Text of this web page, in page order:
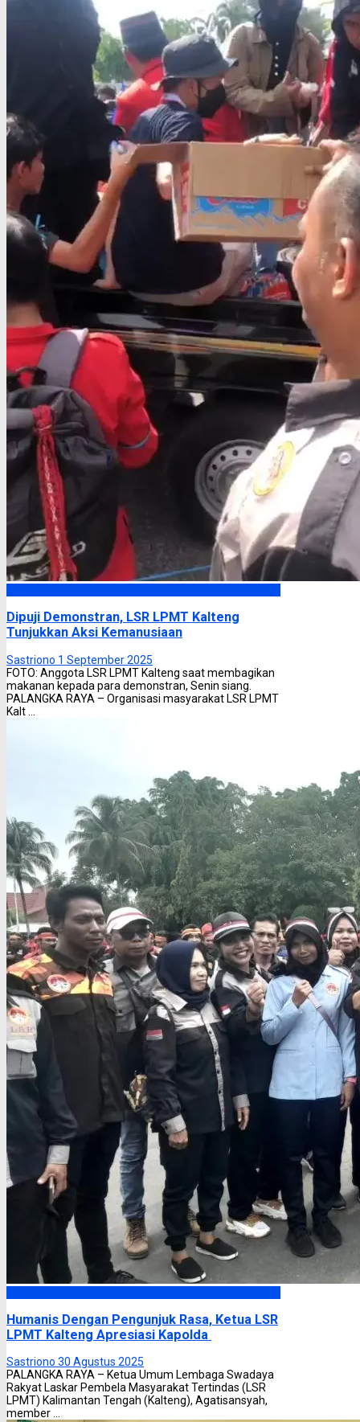
Dipuji Demonstran, LSR LPMT Kalteng
Tunjukkan Aksi Kemanusiaan
Sastriono 1 September 2025
FOTO: Anggota LSR LPMT Kalteng saat membagikan
makanan kepada para demonstran, Senin siang.
PALANGKA RAYA – Organisasi masyarakat LSR LPMT
Kalt ...
Humanis Dengan Pengunjuk Rasa, Ketua LSR
LPMT Kalteng Apresiasi Kapolda
Sastriono 30 Agustus 2025
PALANGKA RAYA – Ketua Umum Lembaga Swadaya
Rakyat Laskar Pembela Masyarakat Tertindas (LSR
LPMT) Kalimantan Tengah (Kalteng), Agatisansyah,
member ...